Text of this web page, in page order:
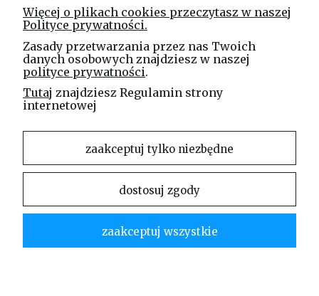
Spółka Jawna
ul. Technologiczna 44
35-213 Rzeszów
e-mail
sklep@elinea.com.pl
Właścicielem niniejszej witryny internetowej jest firma Linea Jakubczyk – Kłeczek Spółka
Jawna. Zabrania się kopiowania i rozpowszechniania treści zamieszczonych na stronie bez
zgody właściciela strony.
Więcej o plikach cookies przeczytasz w naszej
Polityce prywatności.
Zasady przetwarzania przez nas Twoich
danych osobowych znajdziesz w naszej
polityce prywatności.
Tutaj znajdziesz Regulamin strony
internetowej
zaakceptuj tylko niezbędne
dostosuj zgody
zaakceptuj wszystkie